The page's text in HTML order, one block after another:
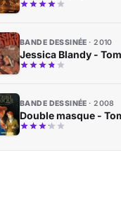
BANDE DESSINÉE 2010
Jessica Blandy -
BANDE DESSINÉE 2008
Double masque -